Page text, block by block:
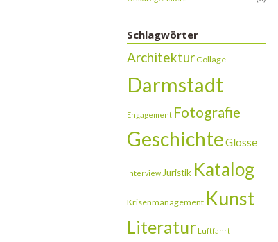
Schlagwörter
ArchitekturCollage
Darmstadt
Engagement Fotografie
GeschichteGlosse
Interview Juristik Katalog
Krisenmanagement Kunst
Literatur Luftfahrt